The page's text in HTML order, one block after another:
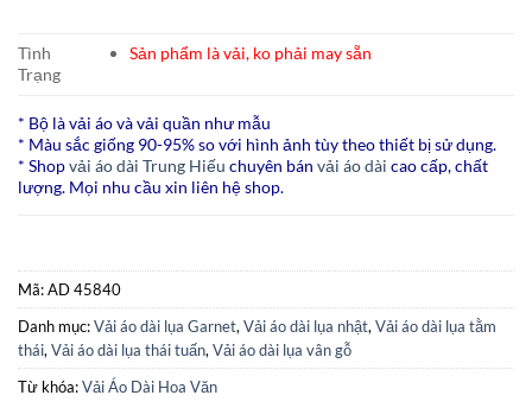
Tình
Trạng
Sản phẩm là vải, ko phải may sẵn
* Bộ là vải áo và vải quần như mẫu
* Màu sắc giống 90-95% so với hình ảnh tùy theo thiết bị sử dụng.
* Shopvải áo dài Trung Hiếu chuyên bán vải áo dài cao cấp, chất
lượng. Mọi nhu cầu xin liên hệ shop.
Mã:AD 45840
Danh mục:Vải áo dài lụa Garnet, Vải áo dài lụa nhật, Vải áo dài lụa tằm
thái, Vải áo dài lụa thái tuấn, Vải áo dài lụa vân gỗ
Từ khóa:Vải Áo Dài Hoa Văn